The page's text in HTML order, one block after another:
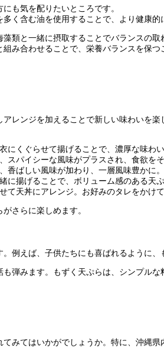
も気を配りたいところです。
く含む油を使用することで、より健康的
類と一緒に摂取することでバランスの取
み合わせることで、栄養バランスを保つ
レンジを加えることで新しい味わいを楽
にくぐらせて揚げることで、濃厚な味わい
スパイシーな風味がプラスされ、食欲をそ
香ばしい風味が加わり、一層風味豊かに。
に揚げることで、ボリューム感のある天ぷ
て天丼にアレンジ。お好みのタレをかけて
さらに楽しめます。
例えば、子供たちにも喜ばれるように
弾みます。もずく天ぷらは、シンプル
みてはいかがでしょうか。特に、沖縄